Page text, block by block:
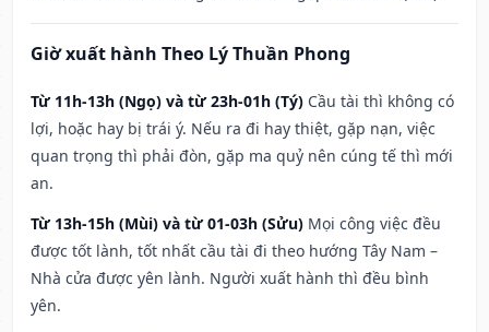
Giờ xuất hành Theo Lý Thuần Phong
Từ 11h-13h (Ngọ) và từ 23h-01h (Tý) Cầu tài thì không có
lợi, hoặc hay bị trái ý. Nếu ra đi hay thiệt, gặp nạn, việc
quan trọng thì phải đòn, gặp ma quỷ nên cúng tế thì mới
an.
Từ 13h-15h (Mùi) và từ 01-03h (Sửu) Mọi công việc đều
được tốt lành, tốt nhất cầu tài đi theo hướng Tây Nam –
Nhà cửa được yên lành. Người xuất hành thì đều bình
yên.